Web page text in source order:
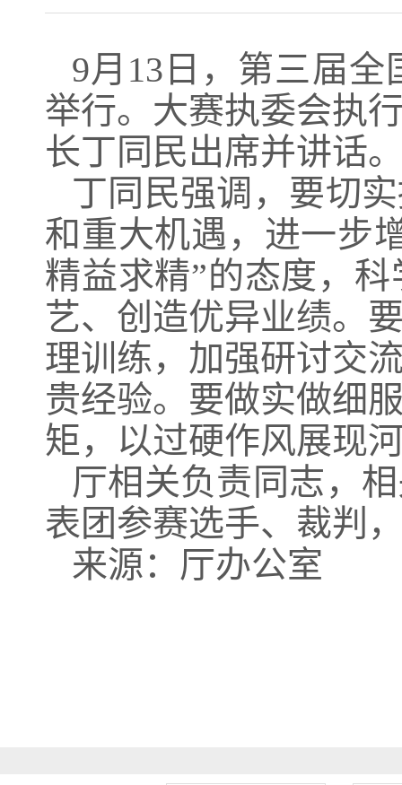
9月13日，第三届
举行。大赛执委会执
长丁同民出席并讲话
丁同民强调，要切
和重大机遇，进一步
精益求精”的态度，
艺、创造优异业绩。
理训练，加强研讨交
贵经验。要做实做细
矩，以过硬作风展现
厅相关负责同志，
表团参赛选手、裁判
来源：厅办公室